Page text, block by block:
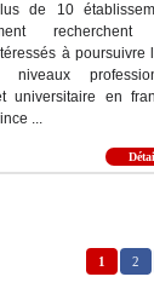
de 10
recherchent
à poursuivre
universitaire en
...
1 2